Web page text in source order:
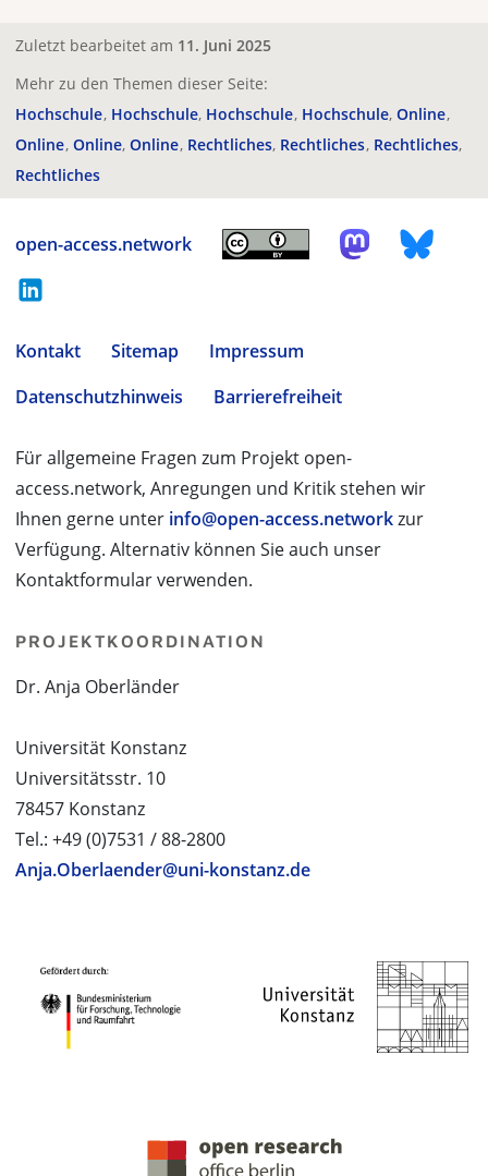
Zuletzt bearbeitet am 11. Juni 2025
Mehr zu den Themen dieser Seite:
Hochschule Hochschule Hochschule Hochschule Online
Online Online Online Rechtliches Rechtliches Rechtliches
Rechtliches
open-access.network
Kontakt Sitemap
Impressum
Datenschutzhinweis
Barrierefreiheit
Für allgemeine Fragen zum Projekt open-
access.network, Anregungen und Kritik stehen wir
Ihnen gerne unter info@open-access.networkzur
Verfügung. Alternativ können Sie auch unser
Kontaktformular verwenden.
PROJEKTKOORDINATION
Dr. Anja Oberländer
Universität Konstanz
Universitätsstr. 10
78457 Konstanz
Tel.: +49 (0)7531 / 88-2800
Anja.Oberlaender@uni-konstanz.de